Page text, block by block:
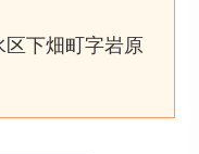
下畑町字岩原